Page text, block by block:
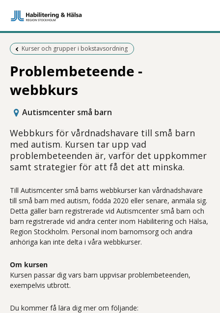
Föregående sida:
Kurser och grupper i bokstavsordning
Problembeteende -
webbkurs
Autismcenter små barn
Webbkurs för vårdnadshavare till små barn
med autism. Kursen tar upp vad
problembeteenden är, varför det uppkommer
samt strategier för att få det att minska.
Till Autismcenter små barns webbkurser kan vårdnadshavare
till små barn med autism, födda 2020 eller senare, anmäla sig.
Detta gäller barn registrerade vid Autismcenter små barn och
barn registrerade vid andra center inom Habilitering och Hälsa,
Region Stockholm. Personal inom barnomsorg och andra
anhöriga kan inte delta i våra webbkurser.
Om kursen
Kursen passar dig vars barn uppvisar problembeteenden,
exempelvis utbrott.
Du kommer få lära dig mer om följande: